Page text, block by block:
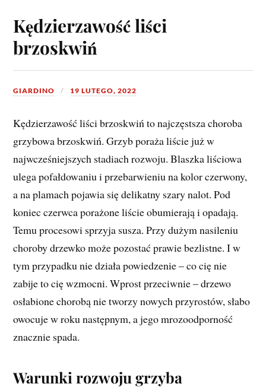
Kędzierzawość liści
brzoskwiń
GIARDINO 19 LUTEGO, 2022
Kędzierzawość liści brzoskwiń to najczęstsza choroba
grzybowa brzoskwiń. Grzyb poraża liście już w
najwcześniejszych stadiach rozwoju. Blaszka liściowa
ulega pofałdowaniu i przebarwieniu na kolor czerwony,
a na plamach pojawia się delikatny szary nalot. Pod
koniec czerwca porażone liście obumierają i opadają.
Temu procesowi sprzyja susza. Przy dużym nasileniu
choroby drzewko może pozostać prawie bezlistne. I w
tym przypadku nie działa powiedzenie – co cię nie
zabije to cię wzmocni. Wprost przeciwnie – drzewo
osłabione chorobą nie tworzy nowych przyrostów, słabo
owocuje w roku następnym, a jego mrozoodporność
znacznie spada.
Warunki rozwoju grzyba